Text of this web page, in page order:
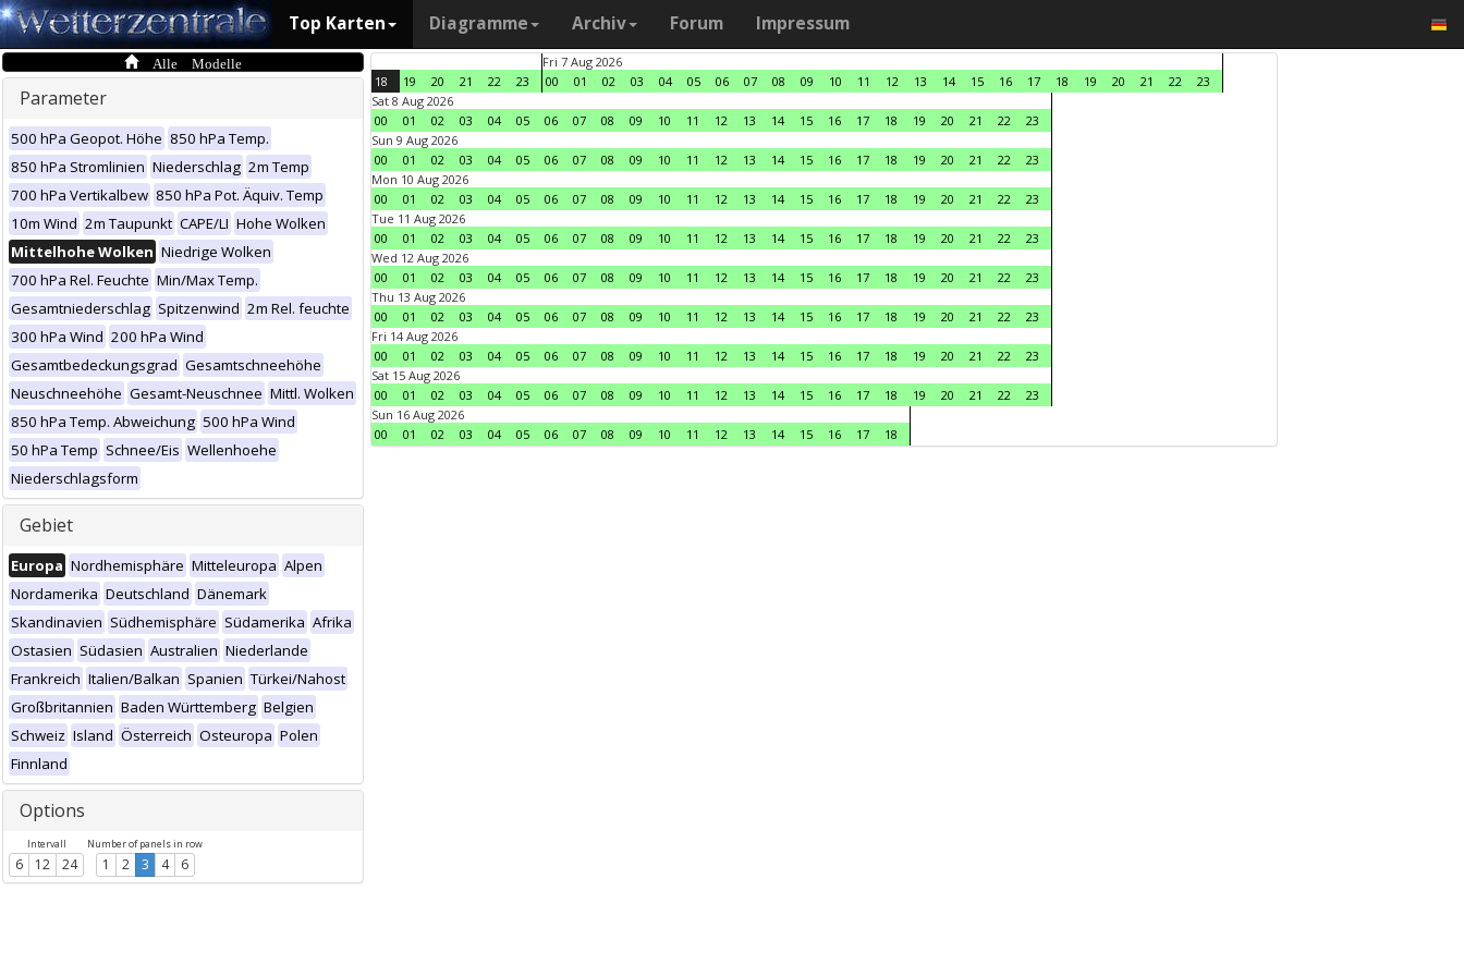
Top Karten Diagramme Archiv Forum Impressum
Alle Modelle
Parameter
500 hPa Geopot. Höhe 850 hPa Temp.
850 hPa Stromlinien Niederschlag 2m Temp
700 hPa Vertikalbew 850 hPa Pot. Äquiv. Temp
10m Wind 2m Taupunkt CAPE/LI Hohe Wolken
Mittelhohe Wolken Niedrige Wolken
700 hPa Rel. Feuchte Min/Max Temp.
Gesamtniederschlag Spitzenwind 2m Rel. feuchte
300 hPa Wind 200 hPa Wind
Gesamtbedeckungsgrad Gesamtschneehöhe
Neuschneehöhe Gesamt-Neuschnee Mittl. Wolken
850 hPa Temp. Abweichung 500 hPa Wind
50 hPa Temp Schnee/Eis Wellenhoehe
Niederschlagsform
Gebiet
Europa Nordhemisphäre Mitteleuropa Alpen
Nordamerika Deutschland Dänemark
Skandinavien Südhemisphäre Südamerika Afrika
Ostasien Südasien Australien Niederlande
Frankreich Italien/Balkan Spanien Türkei/Nahost
Großbritannien Baden Württemberg Belgien
Schweiz Island Österreich Osteuropa Polen
Finnland
Options
Intervall
6 12 24
Number of panels in row
1 2 3 4 6
18 19 20 21 22 23
Fri 7 Aug 2026
00
01 02 03 04 05 06 07 08 09 10 11 12 13 14 15 16 17 18 19 20 21 22
23
Sat 8 Aug 2026
00
01 02 03 04 05 06 07 08 09 10 11 12 13 14 15 16 17 18 19 20 21 22
23
Sun 9 Aug 2026
00
01 02 03 04 05 06 07 08 09 10 11 12 13 14 15 16 17 18 19 20 21 22
23
Mon 10 Aug 2026
00
01 02 03 04 05 06 07 08 09 10 11 12 13 14 15 16 17 18 19 20 21 22
23
Tue 11 Aug 2026
00
01 02 03 04 05 06 07 08 09 10 11 12 13 14 15 16 17 18 19 20 21 22
23
Wed 12 Aug 2026
00
01 02 03 04 05 06 07 08 09 10 11 12 13 14 15 16 17 18 19 20 21 22
23
Thu 13 Aug 2026
00
01 02 03 04 05 06 07 08 09 10 11 12 13 14 15 16 17 18 19 20 21 22
23
Fri 14 Aug 2026
00
01 02 03 04 05 06 07 08 09 10 11 12 13 14 15 16 17 18 19 20 21 22
23
Sat 15 Aug 2026
00
01 02 03 04 05 06 07 08 09 10 11 12 13 14 15 16 17 18 19 20 21 22
23
Sun 16 Aug 2026
00
01 02 03 04 05 06 07 08 09 10 11 12 13 14 15 16 17 18